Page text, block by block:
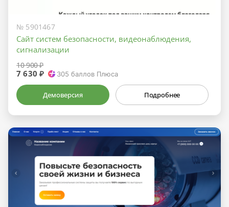
№ 5901467
Сайт систем безопасности, видеонаблюдения,
сигнализации
10 900 ₽
7 630 ₽ 305 баллов Плюса
Демоверсия Подробнее